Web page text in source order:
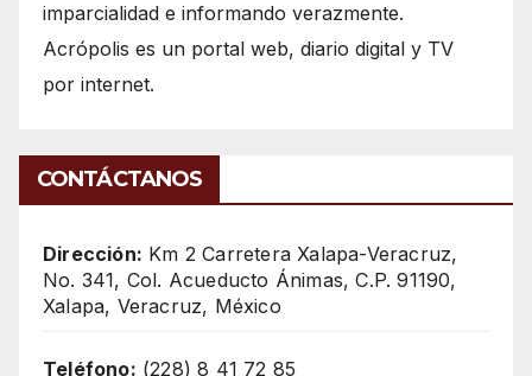
imparcialidad e informando verazmente.
Acrópolis es un portal web, diario digital y TV
por internet.
CONTÁCTANOS
Dirección: Km 2 Carretera Xalapa-Veracruz,
No. 341, Col. Acueducto Ánimas, C.P. 91190,
Xalapa, Veracruz, México
Teléfono: (228) 8 41 72 85